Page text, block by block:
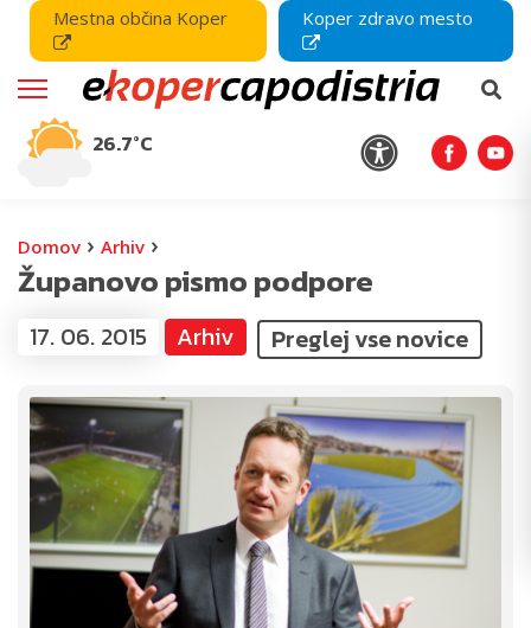
Mestna občina Koper Koper zdravo mesto
26.7°C
Domov › Arhiv ›
Županovo pismo podpore
17. 06. 2015 Arhiv Preglej vse novice